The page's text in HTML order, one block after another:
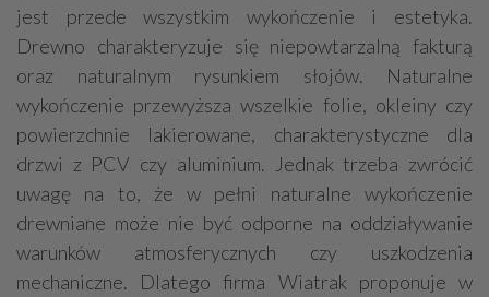
jest przede wszystkim wykończenie i estetyka.
Drewno charakteryzuje się niepowtarzalną fakturą
oraz naturalnym rysunkiem słojów. Naturalne
wykończenie przewyższa wszelkie folie, okleiny czy
powierzchnie lakierowane, charakterystyczne dla
drzwi z PCV czy aluminium. Jednak trzeba zwrócić
uwagę na to, że w pełni naturalne wykończenie
drewniane może nie być odporne na oddziaływanie
warunków atmosferycznych czy uszkodzenia
mechaniczne. Dlatego firma Wiatrak proponuje w